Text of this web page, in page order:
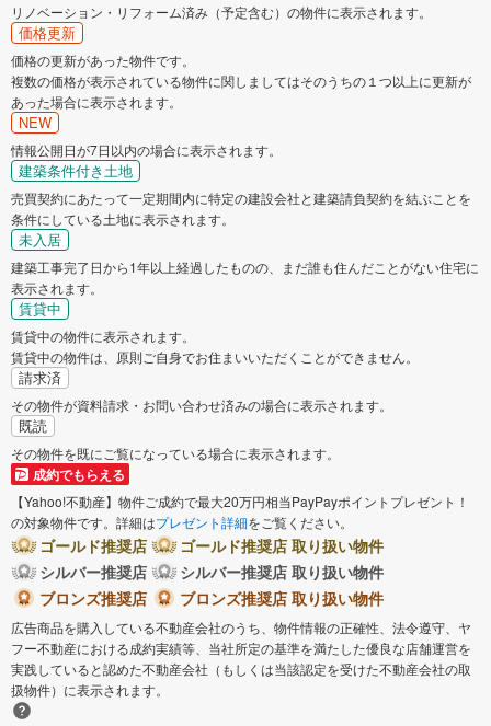
リノベーション・リフォーム済み（予定含む）の物件に表示されます。
価格更新
価格の更新があった物件です。
複数の価格が表示されている物件に関しましてはそのうちの１つ以上に更新が
あった場合に表示されます。
NEW
情報公開日が7日以内の場合に表示されます。
建築条件付き土地
売買契約にあたって一定期間内に特定の建設会社と建築請負契約を結ぶことを
条件にしている土地に表示されます。
未入居
建築工事完了日から1年以上経過したものの、まだ誰も住んだことがない住宅に
表示されます。
賃貸中
賃貸中の物件に表示されます。
賃貸中の物件は、原則ご自身でお住まいいただくことができません。
請求済
その物件が資料請求・お問い合わせ済みの場合に表示されます。
既読
その物件を既にご覧になっている場合に表示されます。
成約でもらえる
【Yahoo!不動産】物件ご成約で最大20万円相当PayPayポイントプレゼント！
の対象物件です。詳細はプレゼント詳細をご覧ください。
ゴールド推奨店
ゴールド推奨店 取り扱い物件
シルバー推奨店
シルバー推奨店 取り扱い物件
ブロンズ推奨店
ブロンズ推奨店 取り扱い物件
広告商品を購入している不動産会社のうち、物件情報の正確性、法令遵守、ヤ
フー不動産における成約実績等、当社所定の基準を満たした優良な店舗運営を
実践していると認めた不動産会社（もしくは当該認定を受けた不動産会社の取
扱物件）に表示されます。